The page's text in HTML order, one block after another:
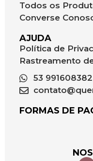
Todos os
Converse
AJUDA
Política de
Rastreamento
53 991608382
FORMAS DE